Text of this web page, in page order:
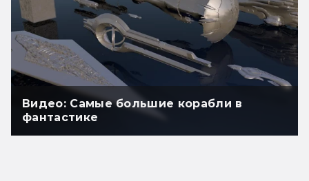
Видео: Самые большие корабли в
фантастике